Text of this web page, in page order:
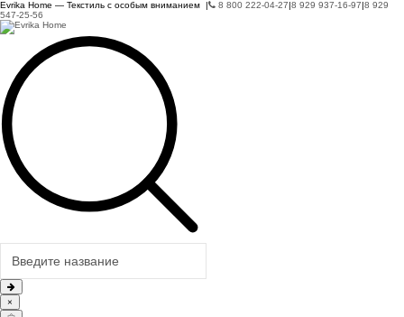
Evrika Home — Текстиль с особым вниманием | 8 800 222-04-27|8 929 937-16-97|8 929
547-25-56
×